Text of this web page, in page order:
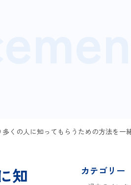
くの人に知ってもらうための方法を一
知
カテゴリー